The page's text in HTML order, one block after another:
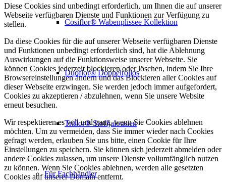
Cosiflor® Wabenplissee Kollektion
Duoflor® Doppelrollos
Triflor® Stoffjalousien
Für Fachhändler
Diese Cookies sind unbedingt erforderlich, um Ihnen die auf unserer
Webseite verfügbaren Dienste und Funktionen zur Verfügung zu
stellen.
Da diese Cookies für die auf unserer Webseite verfügbaren Dienste
und Funktionen unbedingt erforderlich sind, hat die Ablehnung
Auswirkungen auf die Funktionsweise unserer Webseite. Sie
können Cookies jederzeit blockieren oder löschen, indem Sie Ihre
Browsereinstellungen ändern und das Blockieren aller Cookies auf
dieser Webseite erzwingen. Sie werden jedoch immer aufgefordert,
Cookies zu akzeptieren / abzulehnen, wenn Sie unsere Website
erneut besuchen.
Wir respektieren es voll und ganz, wenn Sie Cookies ablehnen
möchten. Um zu vermeiden, dass Sie immer wieder nach Cookies
gefragt werden, erlauben Sie uns bitte, einen Cookie für Ihre
Einstellungen zu speichern. Sie können sich jederzeit abmelden oder
andere Cookies zulassen, um unsere Dienste vollumfänglich nutzen
zu können. Wenn Sie Cookies ablehnen, werden alle gesetzten
Cookies auf unserer Domain entfernt.